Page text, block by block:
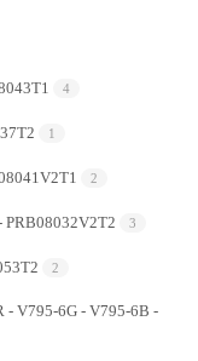
4
1
2
PRB08032V2T2 3
2
- V795-6G - V795-6B -